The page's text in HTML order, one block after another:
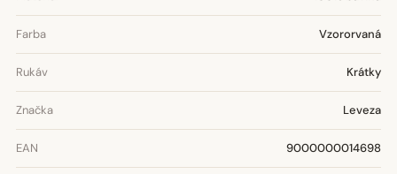
Farba Vzororvaná
Rukáv Krátky
Značka Leveza
EAN 9000000014698